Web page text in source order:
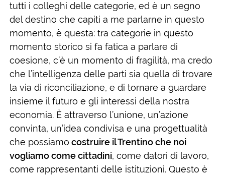
tutti i colleghi delle categorie, ed è un segno
del destino che capiti a me parlarne in questo
momento, è questa: tra categorie in questo
momento storico si fa fatica a parlare di
coesione, c’è un momento di fragilità, ma credo
che l’intelligenza delle parti sia quella di trovare
la via di riconciliazione, e di tornare a guardare
insieme il futuro e gli interessi della nostra
economia. È attraverso l’unione, un’azione
convinta, un’idea condivisa e una progettualità
che possiamo costruire il Trentino che noi
vogliamo come cittadini, come datori di lavoro,
come rappresentanti delle istituzioni. Questo è